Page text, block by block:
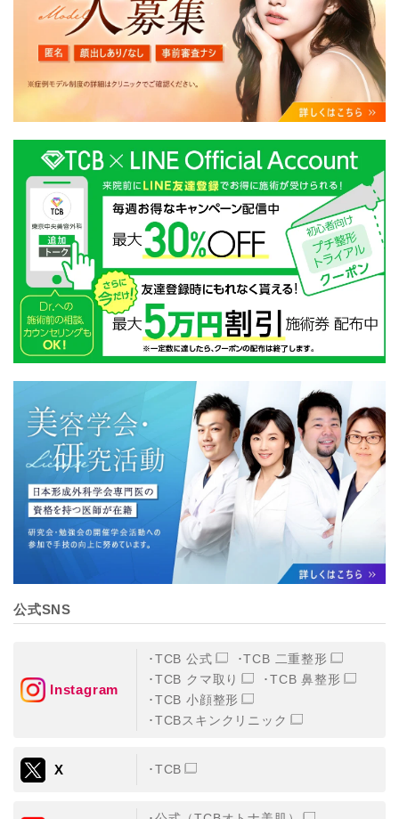
公式SNS
Instagram
TCB 公式
TCB 二重整形
TCB クマ取り
TCB 鼻整形
TCB 小顔整形
TCBスキンクリニック
X TCB